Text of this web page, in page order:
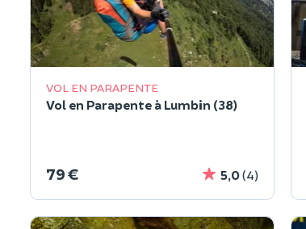
VOL EN PARAPENTE
Vol en Parapente à Lumbin (38)
79 € 5,0(4)